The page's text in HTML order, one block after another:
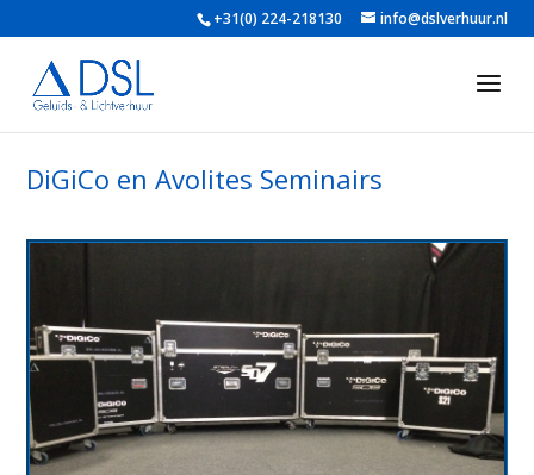
+31(0) 224-218130 info@dslverhuur.nl
DiGiCo en Avolites Seminairs